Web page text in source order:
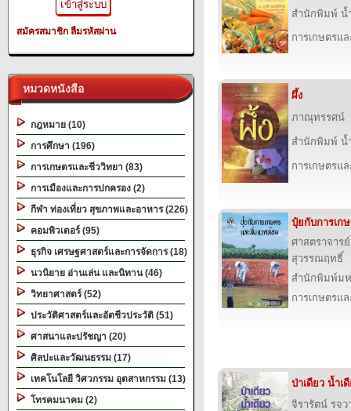
สมัครสมาชิก ลืมรหัสผ่าน
หมวดหนังสือ
กฎหมาย (10)
การศึกษา (196)
การเกษตรและชีววิทยา (83)
การเมืองและการปกครอง (2)
กีฬา ท่องเที่ยว สุขภาพและอาหาร (226)
คอมพิวเตอร์ (95)
ธุรกิจ เศรษฐศาสตร์และการจัดการ (18)
นวนิยาย อ่านเล่น และนิทาน (46)
วิทยาศาสตร์ (52)
ประวัติศาสตร์และอัตชีวประวัติ (51)
ศาสนาและปรัชญา (20)
ศิลปะและวัฒนธรรม (17)
เทคโนโลยี วิศวกรรม อุตสาหกรรม (13)
โทรคมนาคม (2)
สำนักพิมพ์ น้
การเกษตรแ
ผึ้ง
ภาณุทรรศน์
สำนักพิมพ์ น้
การเกษตรแ
ปุ๋ยกับการเก
ศาสตราจาร
สุวรรณฤทธิ์
สำนักพิมพ์มห
การเกษตรแ
ป่าเดียว น้ำเ
จิรารัตน์ รจ